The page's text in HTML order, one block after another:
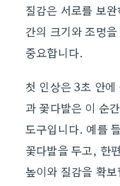
질감은 서로를 보
간의 크기와 조명
중요합니다.
첫 인상은 3초 안
과 꽃다발은 이 순
도구입니다. 예를
꽃다발을 두고, 한
높이와 질감을 확